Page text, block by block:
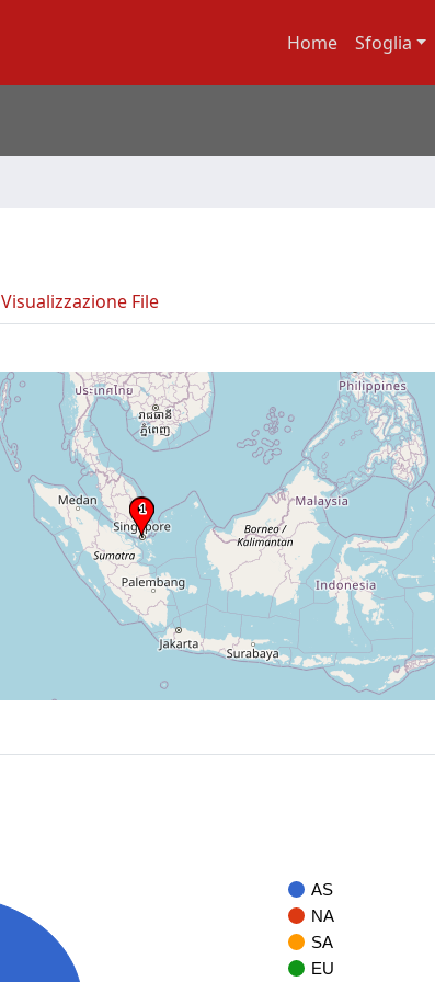
Home Sfoglia
Visualizzazione File
AS
NA
SA
EU